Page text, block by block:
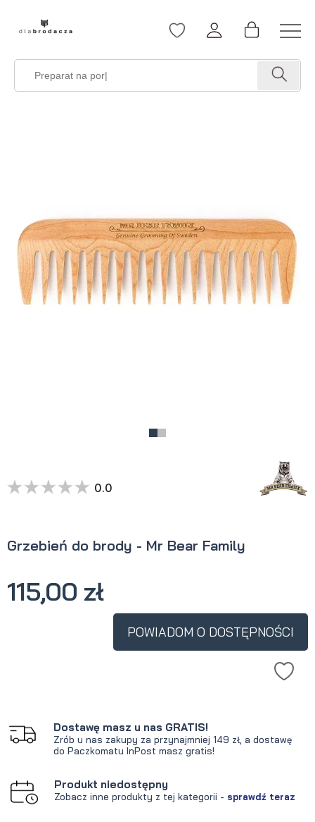
Grzebień do brody - Mr Bear Family
0.0
115,00 zł
POWIADOM O DOSTĘPNOŚCI
Dostawę masz u nas GRATIS!
Zrób u nas zakupy za przynajmniej 149 zł, a dostawę
do Paczkomatu InPost masz gratis!
Produkt niedostępny
Zobacz inne produkty z tej kategorii - sprawdź teraz